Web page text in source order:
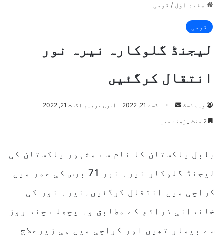
صفحۂ اوّل / قومی
قومی
لیجنڈ گلوکارہ نیرہ نور
انتقال کرگئیں
ویب ڈسک
Send
اگست 21, 2022 آخری ترمیم اگست 21, 2022
بلبل پاکستان کا نام سے مشہور پاکستان کی
لیجنڈ گلوکار نیرہ نور 71 برس کی عمر میں
کراچی میں انتقال کرگئیں۔نیرہ نور کی
خاندانی ذرائع کے مطابق وہ پچھلے چند روز
سے بیمار تھیں اور کراچی میں ہی زیرعلاج